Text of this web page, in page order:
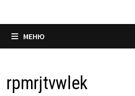
МЕНЮ
rpmrjtvwlek